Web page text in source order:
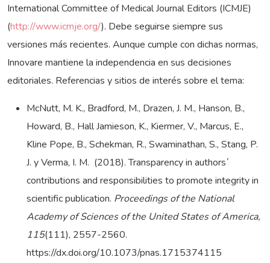
International Committee of Medical Journal Editors (ICMJE)
(http://www.icmje.org/). Debe seguirse siempre sus
versiones más recientes. Aunque cumple con dichas normas,
Innovare mantiene la independencia en sus decisiones
editoriales. Referencias y sitios de interés sobre el tema:
McNutt, M. K., Bradford, M., Drazen, J. M., Hanson, B.,
Howard, B., Hall Jamieson, K., Kiermer, V., Marcus, E.,
Kline Pope, B., Schekman, R., Swaminathan, S., Stang, P.
J. y Verma, I. M. (2018). Transparency in authors´
contributions and responsibilities to promote integrity in
scientific publication. Proceedings of the National
Academy of Sciences of the United States of America,
115(111), 2557-2560.
https://dx.doi.org/10.1073/pnas.1715374115